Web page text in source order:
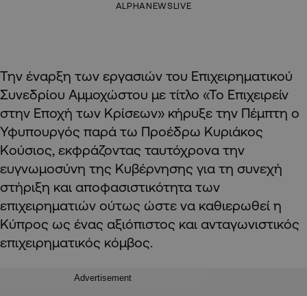
ALPHANEWSLIVE
Την έναρξη των εργασιών του Επιχειρηματικού
Συνεδρίου Αμμοχώστου με τίτλο «Το Επιχειρείν
στην Εποχή των Κρίσεων» κήρυξε την Πέμπτη ο
Υφυπουργός παρά τω Προέδρω Κυριάκος
Κούσιος, εκφράζοντας ταυτόχρονα την
ευγνωμοσύνη της Κυβέρνησης για τη συνεχή
στήριξη και αποφασιστικότητα των
επιχειρηματιών ούτως ώστε να καθιερωθεί η
Κύπρος ως ένας αξιόπιστος και ανταγωνιστικός
επιχειρηματικός κόμβος.
Advertisement